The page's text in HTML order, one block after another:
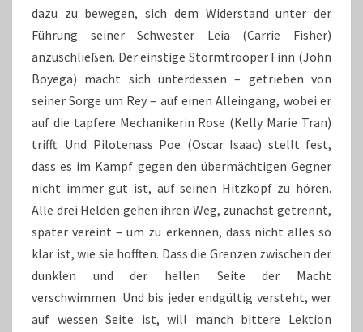
dazu zu bewegen, sich dem Widerstand unter der
Führung seiner Schwester Leia (Carrie Fisher)
anzuschließen. Der einstige Stormtrooper Finn (John
Boyega) macht sich unterdessen – getrieben von
seiner Sorge um Rey – auf einen Alleingang, wobei er
auf die tapfere Mechanikerin Rose (Kelly Marie Tran)
trifft. Und Pilotenass Poe (Oscar Isaac) stellt fest,
dass es im Kampf gegen den übermächtigen Gegner
nicht immer gut ist, auf seinen Hitzkopf zu hören.
Alle drei Helden gehen ihren Weg, zunächst getrennt,
später vereint – um zu erkennen, dass nicht alles so
klar ist, wie sie hofften. Dass die Grenzen zwischen der
dunklen und der hellen Seite der Macht
verschwimmen. Und bis jeder endgültig versteht, wer
auf wessen Seite ist, will manch bittere Lektion